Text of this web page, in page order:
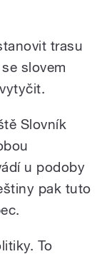
trasu
slovem
Slovník
u podoby
pak tuto
To